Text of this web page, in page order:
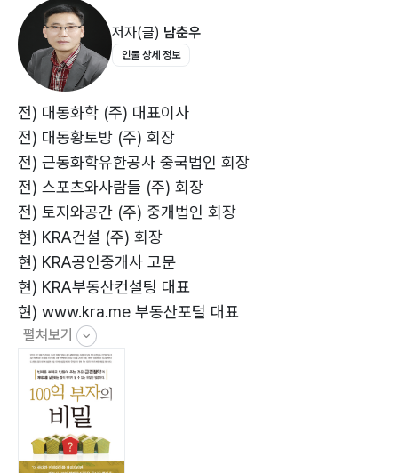
등 고대 이스라엘의 종교적 지
도자뿐만 아니라 어느 지역 어느 인종에서나 이러한 분들
이 무수히 많았다. 일례로 사람들
은 모세의 지혜를 기억한다. 그 시대에 세상의 이치를 밝
혀 주었고, 도덕과 사랑을 기초로
더불어 살아갈 수 있는 지혜를 가르쳐 주었기 때문이다.
제57화 주부의 청바지는 아름다웠다 중에서
제8화 서초동 주부 성공담
제9화 연봉 1억 5천 귀농 성공담
제10화 대륙과 해양이 만나는 부산 혁신도시
제11화 전파사 취업 100억대 자산가 성공담
제12화 목수공 100억대 자산가 성공담
제13화 보고 싶은 여인아
제14화 기사식당 50억 자산가 된 사연
제15화 대한민국 허브 새만금의 미래
제16화 혹독한 가난을 극복한 보험 설계사 성공담
제17화 여보! 세상에, 말이 돼?
제18화 남편의 커플링 반지
제19화 포장마차 국수집 15년 만에 200억 자산가 성공
담
제20화 대구 신서 혁신도시 : 지식창조형 Brain City “팔
공이노밸리”
제21화 용산역 구두닦이 소년 100억대 자산가 성공담
제22화 모든 꿈을 앗아간 상가의 허상
제23화 한의사 200억대 자산가 성공담
제24화 공실 상태를 도시형 주택으로 개조한 성공담
저자(글) 남춘우
인물 상세 정보
전) 대동화학 (주) 대표이사
전) 대동황토방 (주) 회장
전) 근동화학유한공사 중국법인 회장
전) 스포츠와사람들 (주) 회장
전) 토지와공간 (주) 중개법인 회장
현) KRA건설 (주) 회장
현) KRA공인중개사 고문
현) KRA부동산컨설팅 대표
현) www.kra.me 부동산포털 대표
현) 공인중개사비즈니스클럽 회장
현) 다음 부동산고수
현) 부동산1번지 재테크고수
E-mail choonwoo2002@naver.com
펼쳐보기